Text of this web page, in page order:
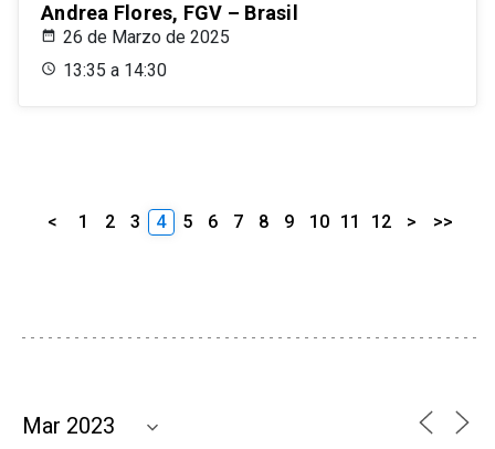
Andrea Flores, FGV – Brasil
26 de Marzo de 2025
13:35 a 14:30
< 1 2 3 4 5 6 7 8 9 10 11 12 > >>